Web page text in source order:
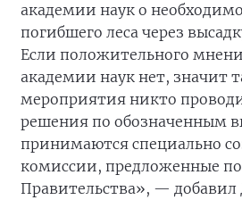
академии наук о
погибшего леса через
Если положительного
академии наук нет, значит
мероприятия никто
решения по обозначенным
принимаются специально
комиссии, предложенные
Правительства», —